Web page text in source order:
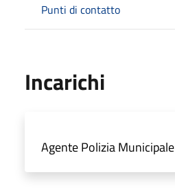
Punti di contatto
Incarichi
Agente Polizia Municipale